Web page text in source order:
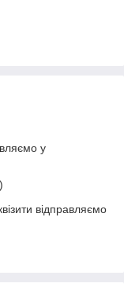
у
відправляємо